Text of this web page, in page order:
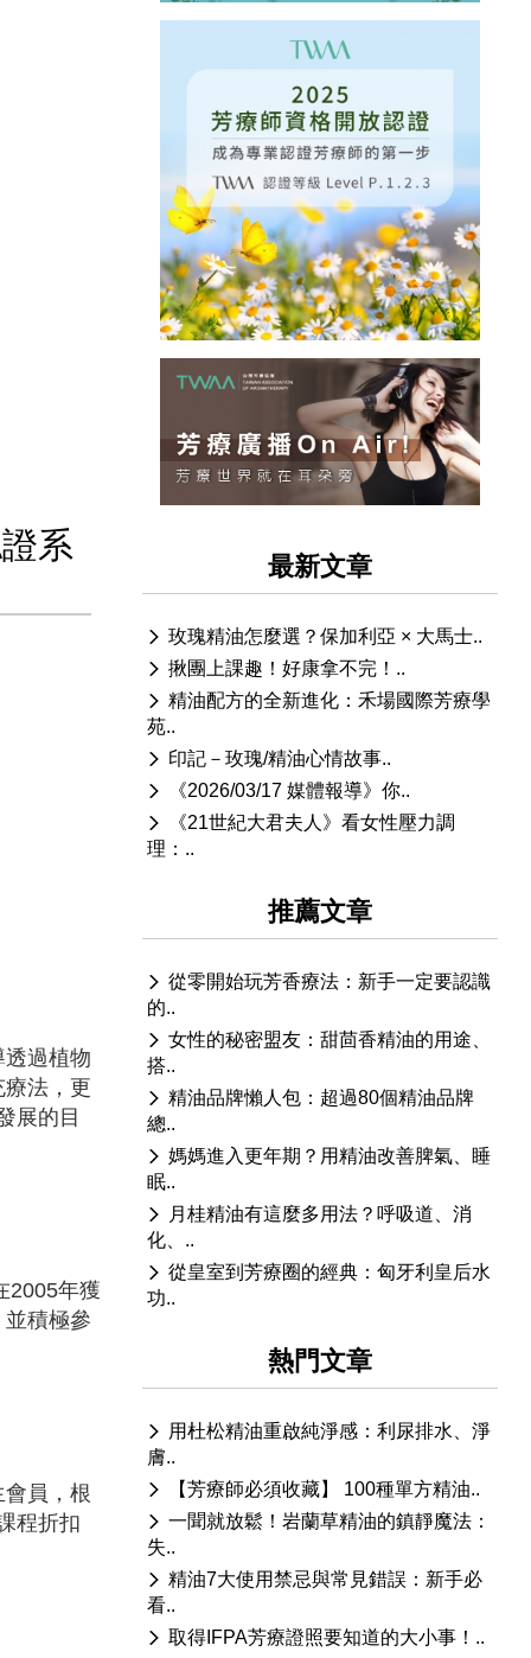
系
過植物
法，更
展的目
2005年獲
積極參
員，根
程折扣
最新文章
玫瑰精油怎麼選？保加利亞 × 大馬士..
揪團上課趣！好康拿不完！..
精油配方的全新進化：禾場國際芳療學
苑..
印記－玫瑰/精油心情故事..
《2026/03/17 媒體報導》你..
《21世紀大君夫人》看女性壓力調
理：..
推薦文章
從零開始玩芳香療法：新手一定要認識
的..
女性的秘密盟友：甜茴香精油的用途、
搭..
精油品牌懶人包：超過80個精油品牌
總..
媽媽進入更年期？用精油改善脾氣、睡
眠..
月桂精油有這麼多用法？呼吸道、消
化、..
從皇室到芳療圈的經典：匈牙利皇后水
功..
熱門文章
用杜松精油重啟純淨感：利尿排水、淨
膚..
【芳療師必須收藏】 100種單方精油..
一聞就放鬆！岩蘭草精油的鎮靜魔法：
失..
精油7大使用禁忌與常見錯誤：新手必
看..
取得IFPA芳療證照要知道的大小事！..